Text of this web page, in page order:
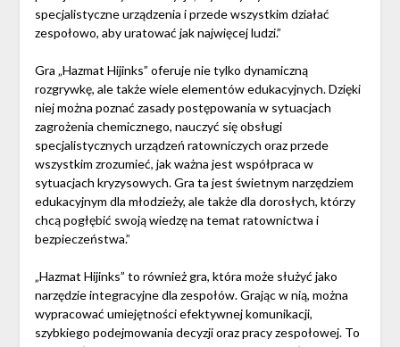
specjalistyczne urządzenia i przede wszystkim działać
zespołowo, aby uratować jak najwięcej ludzi.”
Gra „Hazmat Hijinks” oferuje nie tylko dynamiczną
rozgrywkę, ale także wiele elementów edukacyjnych. Dzięki
niej można poznać zasady postępowania w sytuacjach
zagrożenia chemicznego, nauczyć się obsługi
specjalistycznych urządzeń ratowniczych oraz przede
wszystkim zrozumieć, jak ważna jest współpraca w
sytuacjach kryzysowych. Gra ta jest świetnym narzędziem
edukacyjnym dla młodzieży, ale także dla dorosłych, którzy
chcą pogłębić swoją wiedzę na temat ratownictwa i
bezpieczeństwa.”
„Hazmat Hijinks” to również gra, która może służyć jako
narzędzie integracyjne dla zespołów. Grając w nią, można
wypracować umiejętności efektywnej komunikacji,
szybkiego podejmowania decyzji oraz pracy zespołowej. To